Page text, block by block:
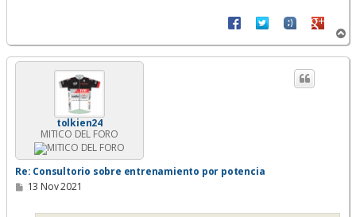
r
r
tolkien24
MITICO DEL FORO
Re: Consultorio sobre entrenamiento por potencia
M13 Nov 2021